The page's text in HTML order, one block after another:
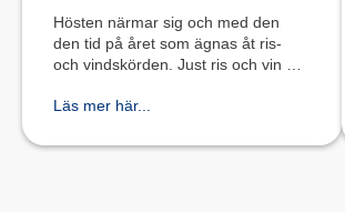
Hösten närmar sig och med den
den tid på året som ägnas åt ris-
och vindskörden. Just ris och vin är
Gorgonzola Dop. För att njuta av en
Läs mer här...